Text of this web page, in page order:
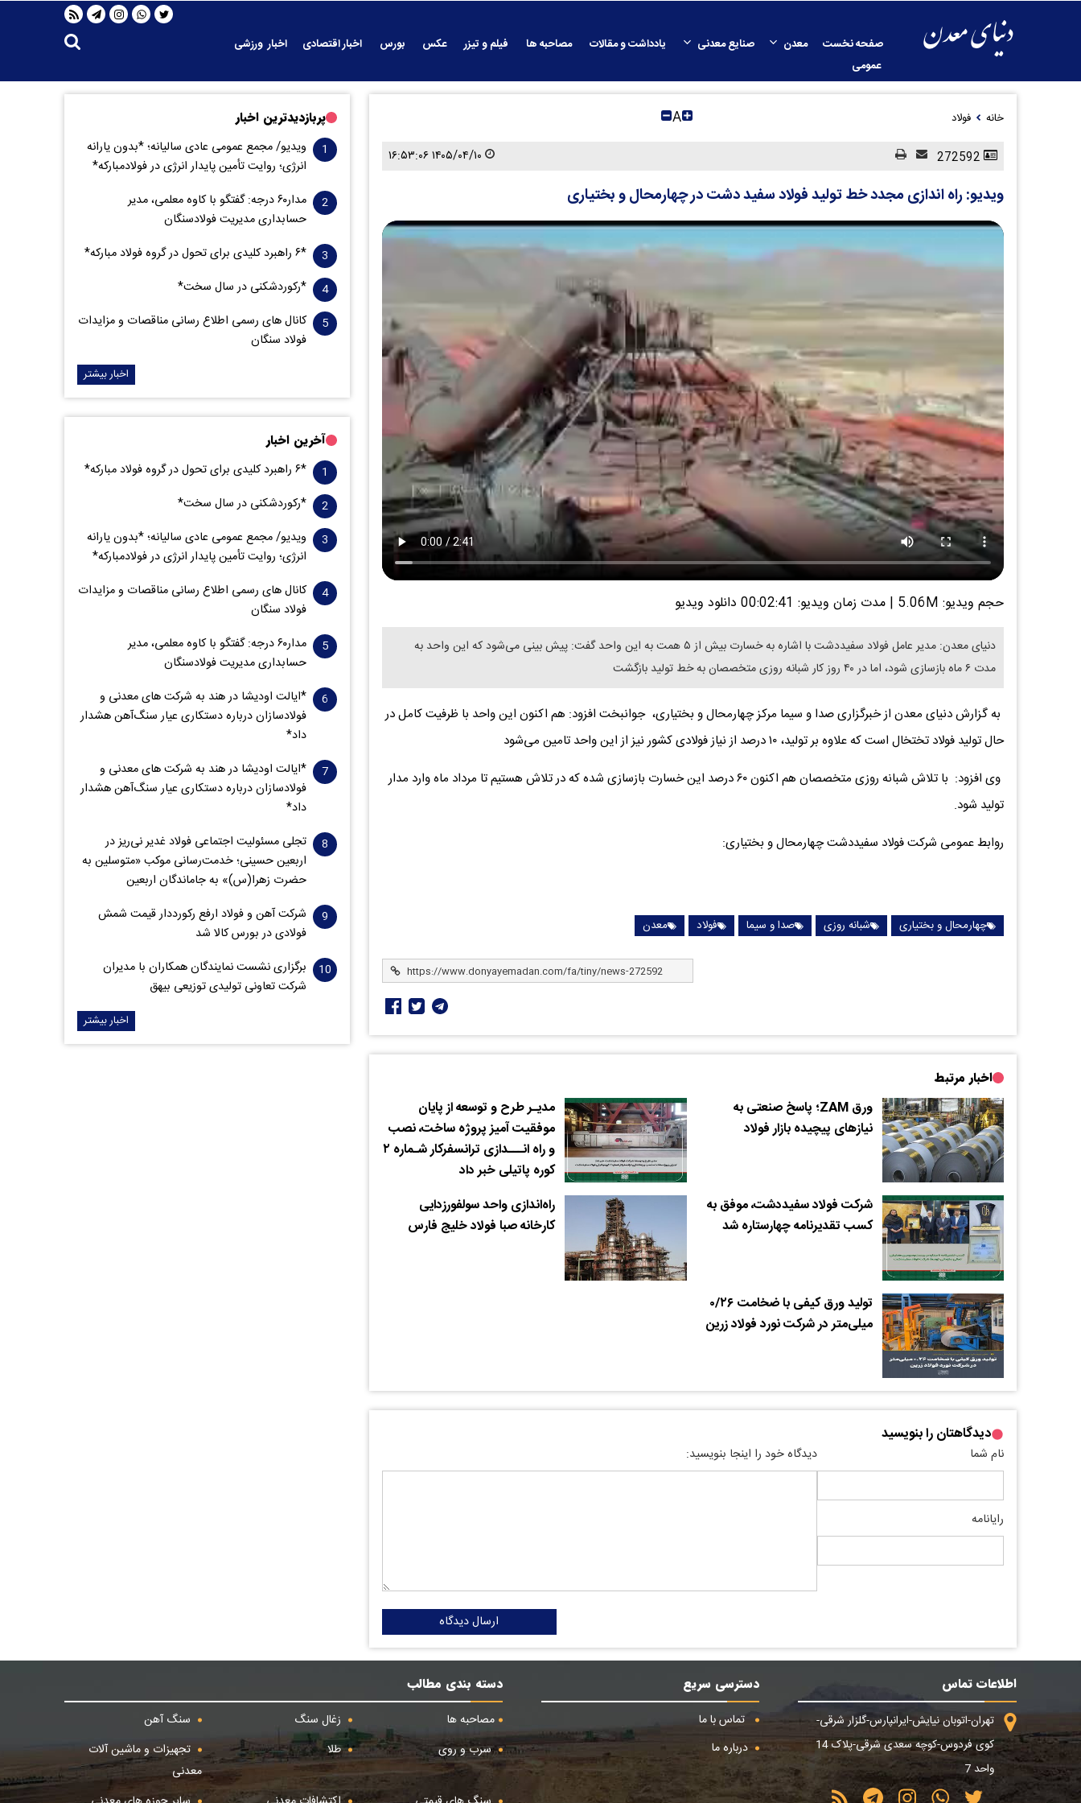
صفحه نخست معدن صنایع معدنی یادداشت و مقالات مصاحبه ها فیلم و تیزر عکس بورس اخبار اقتصادی
اخبار ورزشی
عمومی
خانه فولاد A
۱۴۰۵/۰۴/۱۰ ۱۶:۵۳:۰۶
ویدیو: راه اندازی مجدد خط تولید فولاد سفید دشت در چهارمحال و بختیاری
حجم ویدیو: 5.06M | مدت زمان ویدیو: 00:02:41 دانلود ویدیو
دنیای معدن: مدیر عامل فولاد سفیددشت با اشاره به خسارت بیش از ۵ همت به این واحد گفت: پیش بینی می‌شود که این واحد به
مدت ۶ ماه بازسازی شود، اما در ۴۰ روز کار شبانه روزی متخصصان به خط تولید بازگشت
به گزارش دنیای معدن از خبرگزاری صدا و سیما مرکز چهارمحال و بختیاری، جوانبخت افزود: هم اکنون این واحد با ظرفیت کامل در
حال تولید فولاد تختخال است که علاوه بر تولید، ۱۰ درصد از نیاز فولادی کشور نیز از این واحد تامین می‌شود
وی افزود: با تلاش شبانه روزی متخصصان هم اکنون ۶۰ درصد این خسارت بازسازی شده که در تلاش هستیم تا مرداد ماه وارد مدار
تولید شود.
روابط عمومی شرکت فولاد سفیددشت چهارمحال و بختیاری:
چهارمحال و بختیاری شبانه روزی صدا و سیما فولاد معدن
اخبار مرتبط
ورق ZAM؛ پاسخ صنعتی به
نیازهای پیچیده بازار فولاد
مدیـر طرح و توسعه از پایان
موفقیت آمیز پروژه ساخت، نصب
و راه انـــدازی ترانسفرکار شـماره ۲
کوره پاتیلی خبر داد
شرکت فولاد سفیددشت، موفق به
کسب تقدیرنامه چهارستاره شد
راه‌اندازی واحد سولفورزدایی
کارخانه صبا فولاد خلیج فارس
تولید ورق کیفی با ضخامت ۰/۲۶
میلی‌متر در شرکت نورد فولاد زرین
دیدگاهتان را بنویسید
نام شما
رایانامه
دیدگاه خود را اینجا بنویسید:
ارسال دیدگاه
پربازدیدترین اخبار
ویدیو/ مجمع عمومی عادی سالیانه؛ *بدون یارانه
انرژی؛ روایت تأمین پایدار انرژی در فولادمبارکه*
مدار‌۶٠ درجه: گفتگو با کاوه معلمی، مدیر
حسابداری مدیریت فولادسنگان
*۶ راهبرد کلیدی برای تحول در گروه فولاد مبارکه*
*رکوردشکنی در سال سخت*
کانال های رسمی اطلاع رسانی مناقصات و مزایدات
فولاد سنگان
اخبار بیشتر
آخرین اخبار
*۶ راهبرد کلیدی برای تحول در گروه فولاد مبارکه*
*رکوردشکنی در سال سخت*
ویدیو/ مجمع عمومی عادی سالیانه؛ *بدون یارانه
انرژی؛ روایت تأمین پایدار انرژی در فولادمبارکه*
کانال های رسمی اطلاع رسانی مناقصات و مزایدات
فولاد سنگان
مدار‌۶٠ درجه: گفتگو با کاوه معلمی، مدیر
حسابداری مدیریت فولادسنگان
*ایالت اودیشا در هند به شرکت های معدنی و
فولادسازان درباره دستکاری عیار سنگ‌آهن هشدار
داد*
*ایالت اودیشا در هند به شرکت های معدنی و
فولادسازان درباره دستکاری عیار سنگ‌آهن هشدار
داد*
تجلی مسئولیت اجتماعی فولاد غدیر نی‌ریز در
اربعین حسینی؛ خدمت‌رسانی موکب «متوسلین به
حضرت زهرا(س)» به جاماندگان اربعین
شرکت آهن و فولاد ارفع رکورددار قیمت شمش
فولادی در بورس کالا شد
برگزاری نشست نمایندگان همکاران با مدیران
شرکت تعاونی تولیدی توزیعی بیهق
اخبار بیشتر
اطلاعات تماس
تهران-اتوبان نیایش-ایرانپارس-گلزار شرقی-
کوی فردوس-کوچه سعدی شرقی-پلاک 14
واحد 7
دسترسی سریع
تماس با ما
درباره ما
دسته بندی مطالب
مصاحبه ها
زغال سنگ
سنگ آهن
سرب و روی
طلا
تجهیزات و ماشین آلات
معدنی